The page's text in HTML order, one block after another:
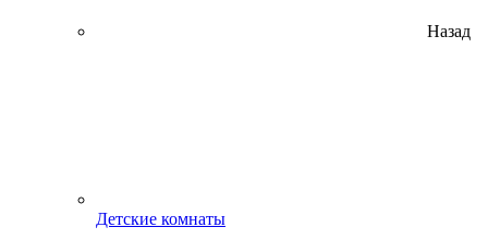
Назад
Детские комнаты